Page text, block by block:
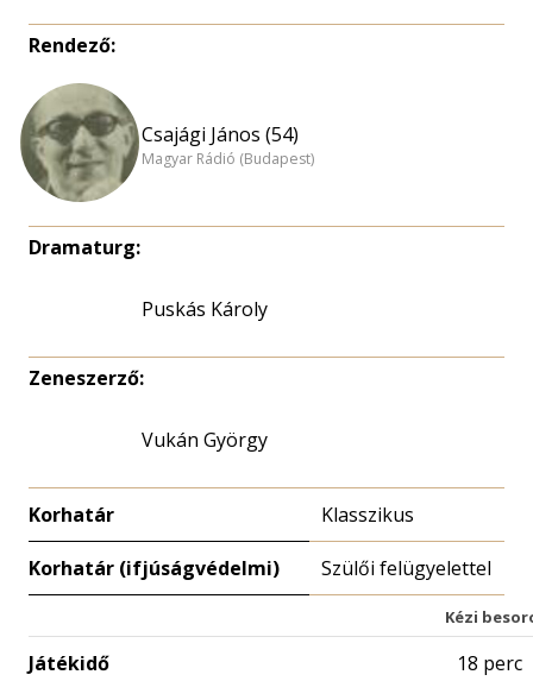
Rendező:
Csajági János (54)
Magyar Rádió (Budapest)
Dramaturg:
Puskás Károly
Zeneszerző:
Vukán György
Korhatár Klasszikus
Korhatár (ifjúságvédelmi) Szülői felügyelettel
Kézi
Játékidő 18 perc